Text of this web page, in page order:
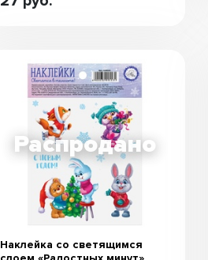
Наклейка со светящимся